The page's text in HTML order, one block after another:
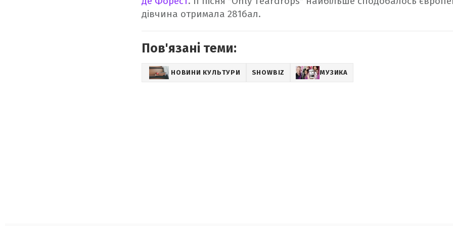
дівчина отримала 281бал.
Пов'язані теми:
НОВИНИ КУЛЬТУРИ SHOWBIZ МУЗИКА